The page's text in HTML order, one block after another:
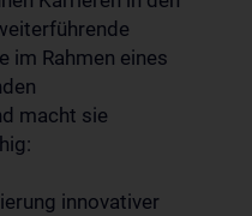
im Rahmen eines
macht sie
innovativer